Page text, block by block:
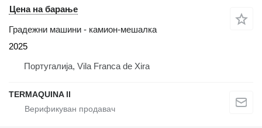
Цена на барање
Градежни машини - камион-мешалка
2025
Португалија, Vila Franca de Xira
TERMAQUINA ll